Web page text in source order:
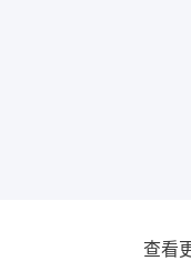
查看